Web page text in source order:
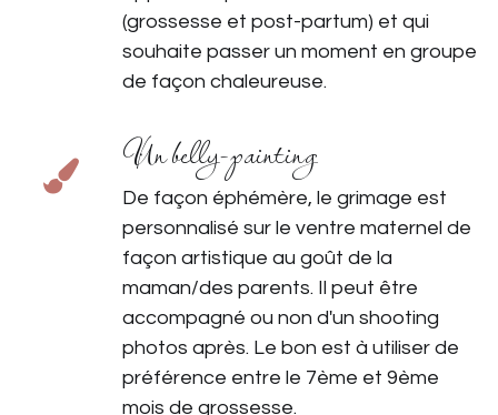
(grossesse et post-partum) et qui
souhaite passer un moment en groupe
de façon chaleureuse.
Un belly-painting
De façon éphémère, le grimage est
personnalisé sur le ventre maternel de
façon artistique au goût de la
maman/des parents. Il peut être
accompagné ou non d'un shooting
photos après. Le bon est à utiliser de
préférence entre le 7ème et 9ème
mois de grossesse.